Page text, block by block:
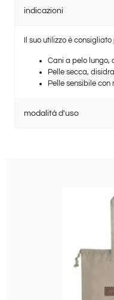
indicazioni
suo utilizzo è consigliato
Cani a pelo lungo,
Pelle secca,
Pelle sensibile
modalità d'uso